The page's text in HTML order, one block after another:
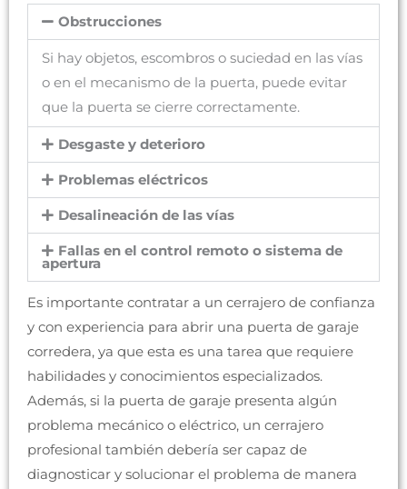
Obstrucciones
Si hay objetos, escombros o suciedad en las vías
o en el mecanismo de la puerta, puede evitar
que la puerta se cierre correctamente.
Desgaste y deterioro
Problemas eléctricos
Desalineación de las vías
Fallas en el control remoto o sistema de
apertura
Es importante contratar a un cerrajero de confianza
y con experiencia para abrir una puerta de garaje
corredera, ya que esta es una tarea que requiere
habilidades y conocimientos especializados.
Además, si la puerta de garaje presenta algún
problema mecánico o eléctrico, un cerrajero
profesional también debería ser capaz de
diagnosticar y solucionar el problema de manera